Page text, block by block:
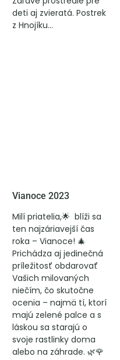
deti aj zvieratá. Postrek
z Hnojíku...
Vianoce 2023
Milí priatelia,🌟 blíži sa
ten najzáriavejší čas
roka – Vianoce! 🎄
Prichádza aj jedinečná
príležitosť obdarovať
Vašich milovaných
niečím, čo skutočne
ocenia – najmä tí, ktorí
majú zelené palce a s
láskou sa starajú o
svoje rastlinky doma
alebo na záhrade. 🌿🌹